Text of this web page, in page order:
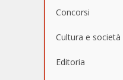
Concorsi
Cultura e società
Editoria